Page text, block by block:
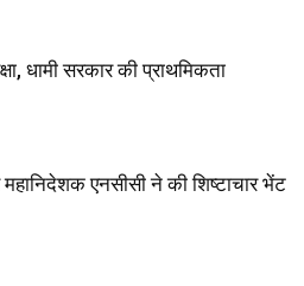
धामी सरकार की प्राथमिकता
एनसीसी ने की शिष्टाचार भेंट